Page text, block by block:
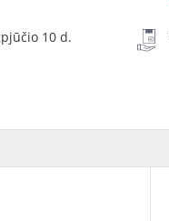
10 d.